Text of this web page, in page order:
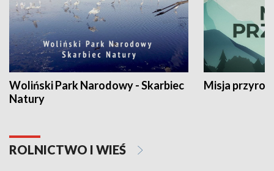
Woliński Park Narodowy - Skarbiec
Natury
Misja
ROLNICTWO I WIEŚ